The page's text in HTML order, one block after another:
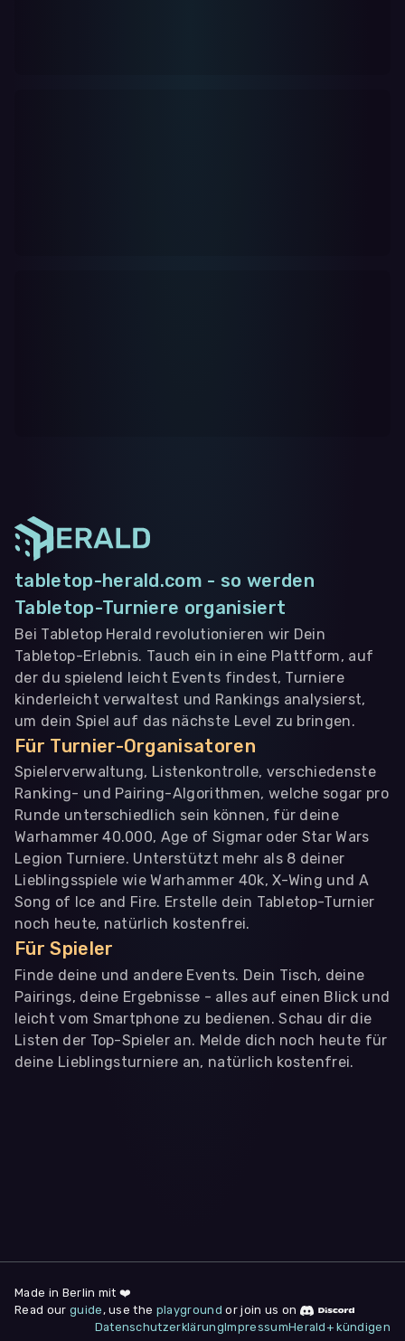
tabletop-herald.com - so werden
Tabletop-Turniere organisiert
Bei Tabletop Herald revolutionieren wir Dein
Tabletop-Erlebnis. Tauch ein in eine Plattform, auf
der du spielend leicht Events findest, Turniere
kinderleicht verwaltest und Rankings analysierst,
um dein Spiel auf das nächste Level zu bringen.
Für Turnier-Organisatoren
Spielerverwaltung, Listenkontrolle, verschiedenste
Ranking- und Pairing-Algorithmen, welche sogar pro
Runde unterschiedlich sein können, für deine
Warhammer 40.000, Age of Sigmar oder Star Wars
Legion Turniere. Unterstützt mehr als 8 deiner
Lieblingsspiele wie Warhammer 40k, X-Wing und A
Song of Ice and Fire. Erstelle dein Tabletop-Turnier
noch heute, natürlich kostenfrei.
Für Spieler
Finde deine und andere Events. Dein Tisch, deine
Pairings, deine Ergebnisse - alles auf einen Blick und
leicht vom Smartphone zu bedienen. Schau dir die
Listen der Top-Spieler an. Melde dich noch heute für
deine Lieblingsturniere an, natürlich kostenfrei.
deine Zustimmung jederzeit unter "
am Seitenende widerrufen.
Made in Berlin mit ❤️
Read our guide , use the playground or join us on
DatenschutzerklärungImpressumHerald+ kündigen